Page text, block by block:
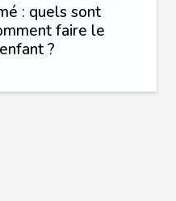
: quels sont
faire le
?